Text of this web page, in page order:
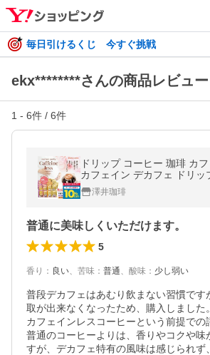
毎日引けるくじ 今すぐ挑戦
ekx********さんの商品レビュー
1 - 6件 / 6件
ドリップ コーヒー 珈琲 カ
カフェイン デカフェ ドリッ
澤井珈琲
普通に美味しくいただけます。
5
香り ： 良い、 苦味 ： 普通、 酸味 ： 少し弱い
普段デカフェはあむり飲まない習慣です
取が出来なくなったため、購入しました。
カフェインレスコーヒーという前提での
普通のコーヒーよりは、香りやコクや味
すが、デカフェ特有の風味は感じられず